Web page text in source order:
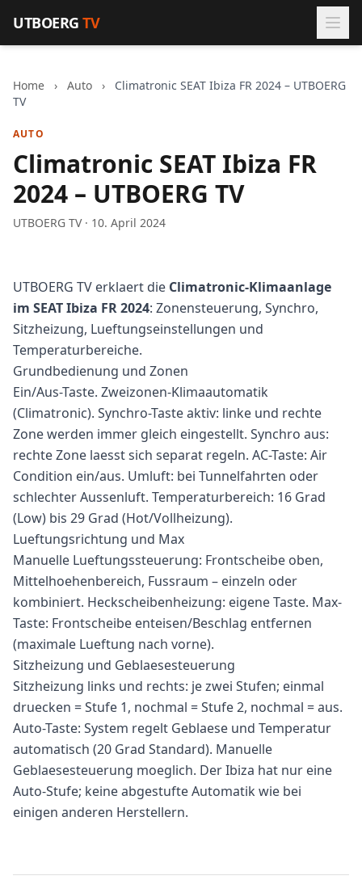
UTBOERGTV
Home › Auto ›
Climatronic SEAT Ibiza FR 2024 – UTBOERG
TV
AUTO
Climatronic SEAT Ibiza FR
2024 – UTBOERG TV
UTBOERG TV · 10. April 2024
UTBOERG TV erklaert die Climatronic-Klimaanlage
im SEAT Ibiza FR 2024: Zonensteuerung, Synchro,
Sitzheizung, Lueftungseinstellungen und
Temperaturbereiche.
Grundbedienung und Zonen
Ein/Aus-Taste. Zweizonen-Klimaautomatik
(Climatronic). Synchro-Taste aktiv: linke und rechte
Zone werden immer gleich eingestellt. Synchro aus:
rechte Zone laesst sich separat regeln. AC-Taste: Air
Condition ein/aus. Umluft: bei Tunnelfahrten oder
schlechter Aussenluft. Temperaturbereich: 16 Grad
(Low) bis 29 Grad (Hot/Vollheizung).
Lueftungsrichtung und Max
Manuelle Lueftungssteuerung: Frontscheibe oben,
Mittelhoehenbereich, Fussraum – einzeln oder
kombiniert. Heckscheibenheizung: eigene Taste. Max-
Taste: Frontscheibe enteisen/Beschlag entfernen
(maximale Lueftung nach vorne).
Sitzheizung und Geblaesesteuerung
Sitzheizung links und rechts: je zwei Stufen; einmal
druecken = Stufe 1, nochmal = Stufe 2, nochmal = aus.
Auto-Taste: System regelt Geblaese und Temperatur
automatisch (20 Grad Standard). Manuelle
Geblaesesteuerung moeglich. Der Ibiza hat nur eine
Auto-Stufe; keine abgestufte Automatik wie bei
einigen anderen Herstellern.